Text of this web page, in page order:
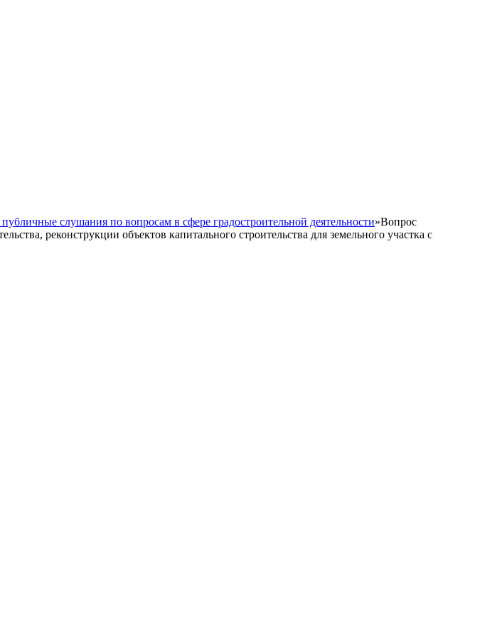
слушания по вопросам в сфере градостроительной деятельности»Вопрос
реконструкции объектов капитального строительства для земельного участка с